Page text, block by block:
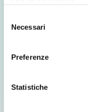
Necessari
Preferenze
Statistiche
Catalogo
(varianti prodotto,
Vuoi trasformare il